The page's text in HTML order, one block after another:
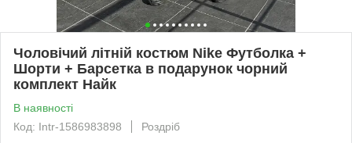
Чоловічий літній костюм Nike Футболка +
Шорти + Барсетка в подарунок чорний
комплект Найк
В наявності
Код: Intr-1586983898
Роздріб